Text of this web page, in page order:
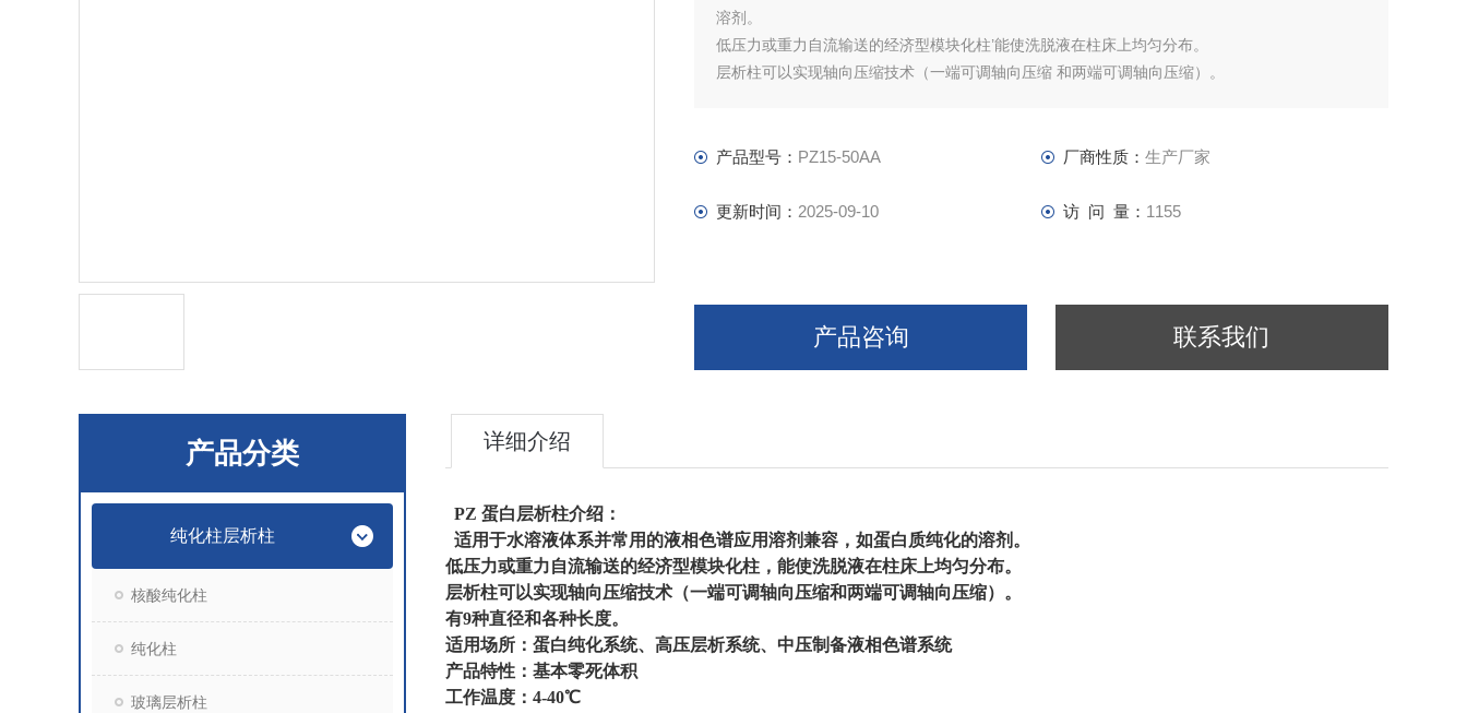
溶剂。
低压力或重力自流输送的经济型模块化柱’能使洗脱液在柱床上均匀分布。
层析柱可以实现轴向压缩技术（一端可调轴向压缩 和两端可调轴向压缩）。
产品型号： PZ15-50AA 厂商性质： 生产厂家
更新时间： 2025-09-10 访 问 量： 1155
产品咨询 联系我们
产品分类
纯化柱层析柱
核酸纯化柱
纯化柱
玻璃层析柱
详细介绍
PZ 蛋白层析柱介绍：
适用于水溶液体系并常用的液相色谱应用溶剂兼容，如蛋白质纯化的溶剂。
低压力或重力自流输送的经济型模块化柱，能使洗脱液在柱床上均匀分布。
层析柱可以实现轴向压缩技术（一端可调轴向压缩和两端可调轴向压缩）。
有9种直径和各种长度。
适用场所：蛋白纯化系统、高压层析系统、中压制备液相色谱系统
产品特性：基本零死体积
工作温度：4-40℃